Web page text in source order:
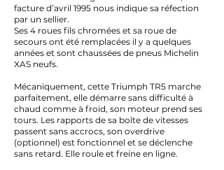
facture d’avril 1995 nous indique sa réfection
par un sellier.
Ses 4 roues fils chromées et sa roue de
secours ont été remplacées il y a quelques
années et sont chaussées de pneus Michelin
XAS neufs.
Mécaniquement, cette Triumph TR5 marche
parfaitement, elle démarre sans difficulté à
chaud comme à froid, son moteur prend ses
tours. Les rapports de sa boîte de vitesses
passent sans accrocs, son overdrive
(optionnel) est fonctionnel et se déclenche
sans retard. Elle roule et freine en ligne.